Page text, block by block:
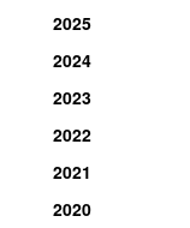
One Direction
Medvirkende
One Direction
Kicks)
Medvirkende
2025
2024
2023
2022
2021
2020